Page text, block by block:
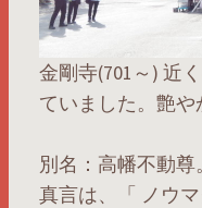
金剛寺(701～) 近
ていました。艶や
別名：高幡不動尊
真言は、「 ノウ